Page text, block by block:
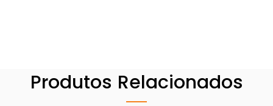
Produtos Relacionados